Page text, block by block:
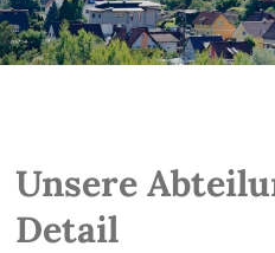
Unsere
Detail